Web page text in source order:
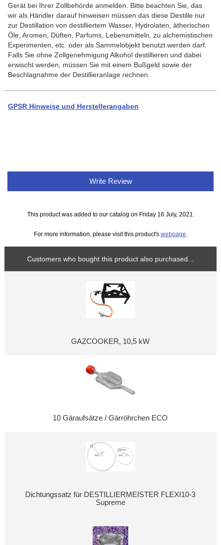
Gerät bei Ihrer Zollbehörde anmelden. Bitte beachten Sie, das
wir als Händler darauf hinweisen müssen das diese Destille nur
zur Destillation von destilliertem Wasser, Hydrolaten, ätherischen
Öle, Aromen, Düften, Parfums, Lebensmitteln, zu alchemistischen
Experimenten, etc. oder als Sammelobjekt benutzt werden darf.
Falls Sie ohne Zollgenehmigung Alkohol destillieren und dabei
erwischt werden, müssen Sie mit einem Bußgeld sowie der
Beschlagnahme der Destillieranlage rechnen.
GPSR Hinweise und Herstellerangaben
Write Review
This product was added to our catalog on Friday 16 July, 2021.
For more information, please visit this product's webpage
Customers who bought this product also purchased...
GAZCOOKER, 10,5 kW
10 Gäraufsätze / Gärröhrchen ECO
Dichtungssatz für DESTILLIERMEISTER FLEXI10-3
Supreme